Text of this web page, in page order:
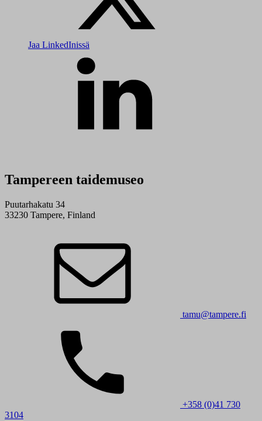
Jaa LinkedInissä
Tampereen taidemuseo
Puutarhakatu 34
33230 Tampere, Finland
tamu@tampere.fi
+358 (0)41 730
3104